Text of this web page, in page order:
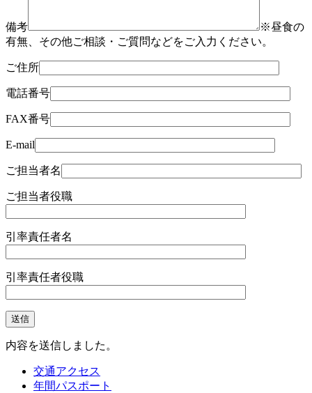
備考
※昼食の
有無、その他ご相談・ご質問などをご入力ください。
ご住所
電話番号
FAX番号
E-mail
ご担当者名
ご担当者役職
引率責任者名
引率責任者役職
内容を送信しました。
交通アクセス
年間パスポート